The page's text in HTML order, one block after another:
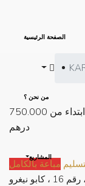
الصفحة الرئيسية
من نحن ؟
المشاريع
ابتداء من 750.000
درهم
مباعة بالكامل